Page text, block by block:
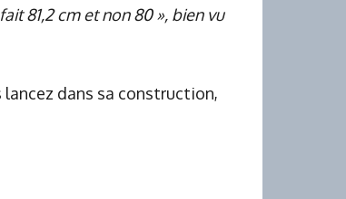
81,2 cm et non 80 », bien vu
lancez dans sa construction,